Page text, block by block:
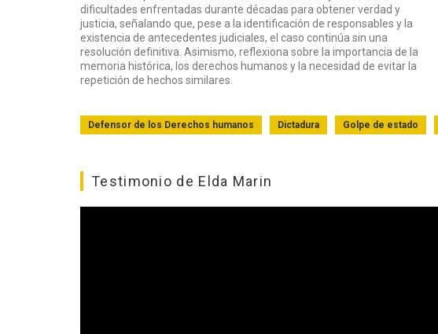
dificultades enfrentadas durante décadas para obtener verdad y
justicia, señalando que, pese a la identificación de responsables y la
existencia de antecedentes judiciales, el caso continúa sin una
resolución definitiva. Asimismo, reflexiona sobre la importancia de la
memoria histórica, los derechos humanos y la necesidad de evitar la
repetición de hechos similares.
Defensor de los Derechos humanos Dictadura Golpe de estado
Testimonio de Elda Marin